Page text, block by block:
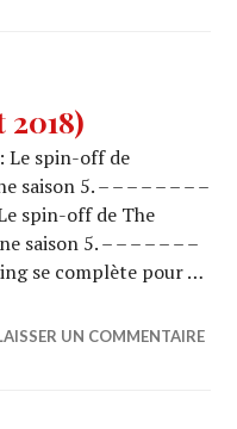
Le spin-off de
saison 5. – – – – – – – –
spin-off de The
saison 5. – – – – – – –
se complète pour …
2018)
UN COMMENTAIRE